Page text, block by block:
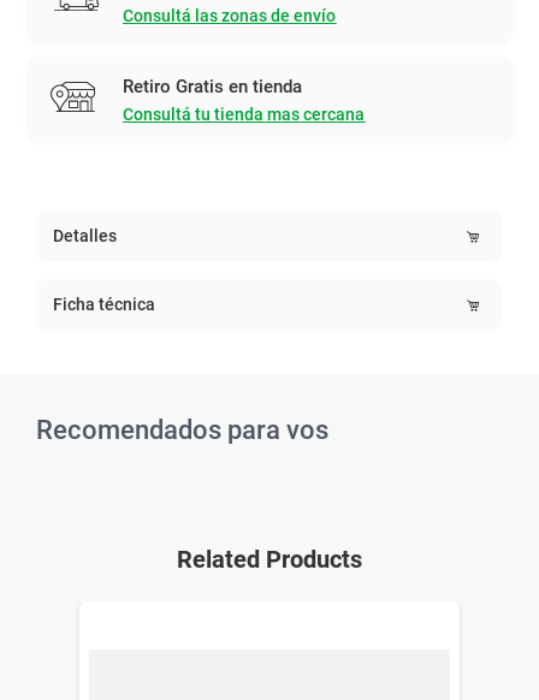
Consultá las zonas de envío
Retiro Gratis en tienda
Consultá tu tienda mas cercana
Detalles
Ficha técnica
Recomendados para vos
Related Products